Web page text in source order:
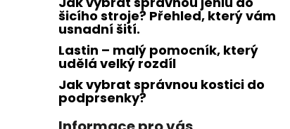
t
r
a
n
n
í
šicího stroje? Přehled, který vám
usnadní šití.
Lastin – malý pomocník, který
udělá velký rozdíl
Jak vybrat správnou kostici do
podprsenky?